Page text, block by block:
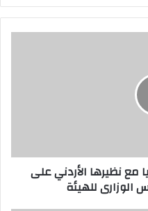
مع نظيرها الأردني على
للهيئة